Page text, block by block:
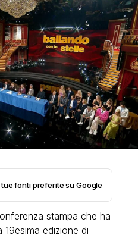
fonti preferite su Google
stampa che ha
edizione di